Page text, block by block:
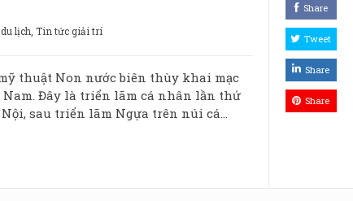
lịch Tin tức giải trí
thuật Non nước biên thùy khai mạc
Đây là triển lãm cá nhân lần thứ
sau triển lãm Ngựa trên núi cá...
Share
Tweet
Share
Share